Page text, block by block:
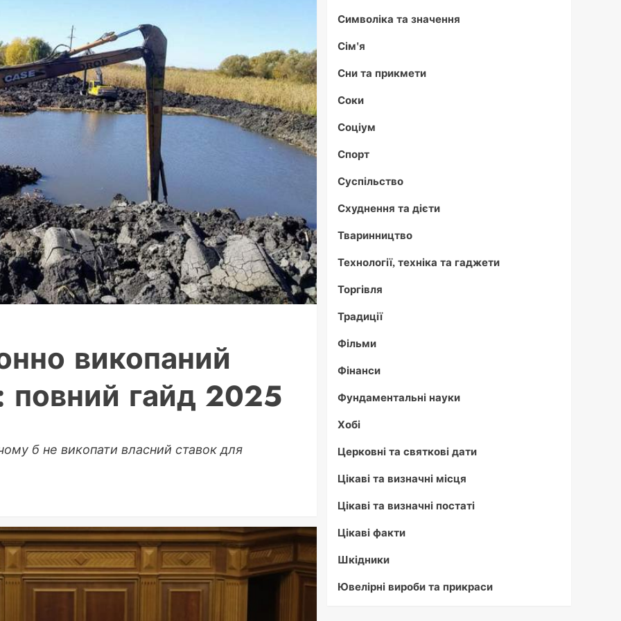
викопаний
повний гайд 2025
б не викопати власний ставок для
Символіка та значення
Сім'я
Сни та прикмети
Соки
Соціум
Спорт
Суспільство
Схуднення та дієти
Тваринництво
Технології, техніка та гаджети
Торгівля
Традиції
Фільми
Фінанси
Фундаментальні науки
Хобі
Церковні та святкові дати
Цікаві та визначні місця
Цікаві та визначні постаті
Цікаві факти
Шкідники
Ювелірні вироби та прикраси